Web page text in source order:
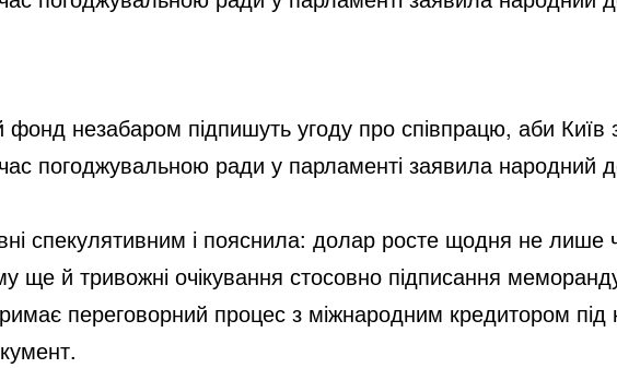
незабаром підпишуть угоду про співпрацю, аби Київ
погоджувальною ради у парламенті заявила народний
спекулятивним і пояснила: долар росте щодня не лише
ще й тривожні очікування стосовно підписання
переговорний процес з міжнародним кредитором під